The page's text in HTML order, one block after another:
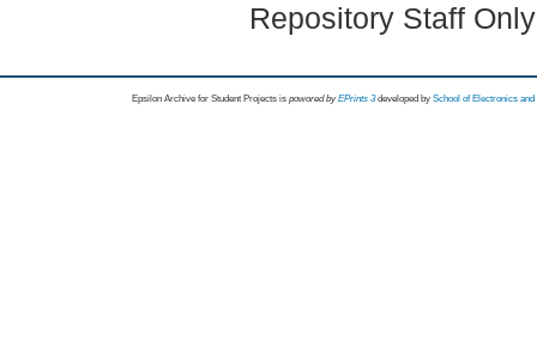
Repository Staff
Epsilon Archive for Student Projects is powored byEPrints 3 developed by School of Electronics